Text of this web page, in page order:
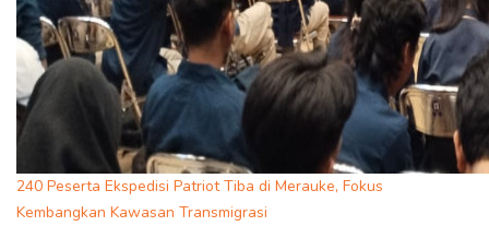
240 Peserta Ekspedisi Patriot Tiba di Merauke, Fokus
Kembangkan Kawasan Transmigrasi